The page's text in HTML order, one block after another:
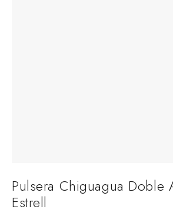
Pulsera Chiguagua Doble
Estrell